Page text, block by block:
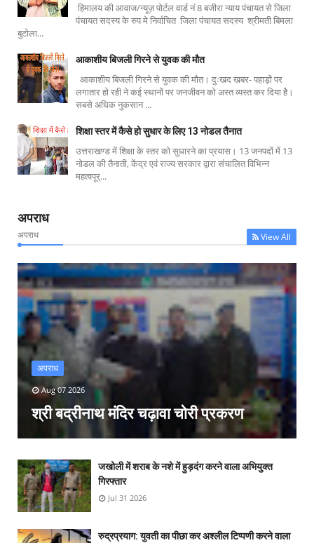
हिमालय की आवाज/न्यूज़ पोर्टल वार्ड नं 8 बजीरा न्याय पंचायत से जिला
पंचायत सदस्य के रुप मे निर्वाचित जिला पंचायत सदस्य श्रीमती बिमला
बुटोला...
आकाशीय बिजली गिरने से युवक की मौत
आकाशीय बिजली गिरने से युवक की मौत। दुःखद खबर- पहाड़ों पर
लगातार हो रही ने कई स्थानों पर जनजीवन को अस्त व्यस्त कर दिया है।
सबसे अधिक नुकसान ...
शिक्षा स्तर में कैसे हो सुधार के लिए 13 नोडल तैनात
उत्तराखण्ड में शिक्षा के स्तर को सुधारने का प्रयास। 13 जनपदों में 13
नोडल की तैनाती, केंद्र एवं राज्य सरकार द्वारा संचालित विभिन्न
महत्वपूर्...
अपराध
अपराध View All
अपराध
Aug 07 2026
श्री बद्रीनाथ मंदिर चढ़ावा चोरी प्रकरण
जखोली में शराब के नशे में हुड़दंग करने वाला अभियुक्त
गिरफ्तार
Jul 31 2026
रुद्रप्रयाग: युवती का पीछा कर अश्लील टिप्पणी करने वाला